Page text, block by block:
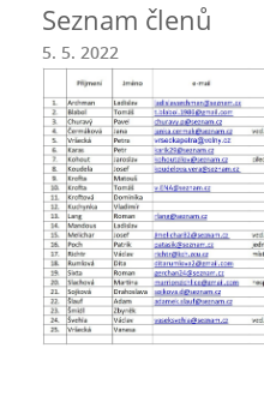
Seznam členů
5. 5. 2022